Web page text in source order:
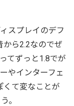
スプレイのデフ
から2.2なのでぜ
てずっと1.8でが
やインターフェ
くて変なことが
。